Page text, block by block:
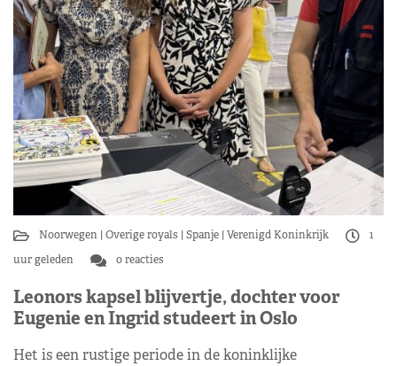
Noorwegen Overige royals Spanje Verenigd Koninkrijk
1
uur geleden
0 reacties
Leonors kapsel blijvertje, dochter voor
Eugenie en Ingrid studeert in Oslo
Het is een rustige periode in de koninklijke